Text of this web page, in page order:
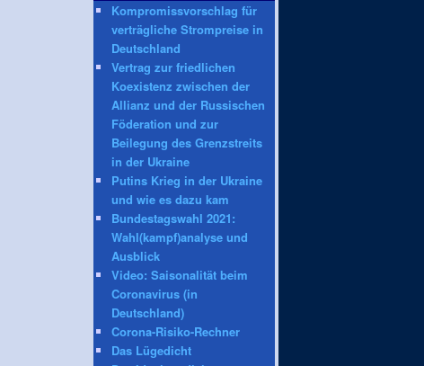
Kompromissvorschlag für
verträgliche Strompreise in
Deutschland
Vertrag zur friedlichen
Koexistenz zwischen der
Allianz und der Russischen
Föderation und zur
Beilegung des Grenzstreits
in der Ukraine
Putins Krieg in der Ukraine
und wie es dazu kam
Bundestagswahl 2021:
Wahl(kampf)analyse und
Ausblick
Video: Saisonalität beim
Coronavirus (in
Deutschland)
Corona-Risiko-Rechner
Das Lügedicht